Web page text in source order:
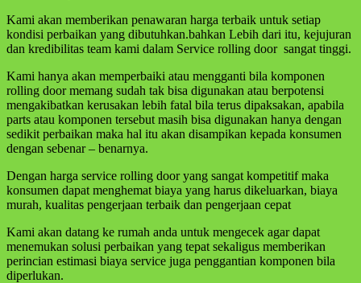
Kami akan memberikan penawaran harga terbaik untuk setiap
kondisi perbaikan yang dibutuhkan.bahkan Lebih dari itu, kejujuran
dan kredibilitas team kami dalam Service rolling door sangat tinggi.
Kami hanya akan memperbaiki atau mengganti bila komponen
rolling door memang sudah tak bisa digunakan atau berpotensi
mengakibatkan kerusakan lebih fatal bila terus dipaksakan, apabila
parts atau komponen tersebut masih bisa digunakan hanya dengan
sedikit perbaikan maka hal itu akan disampikan kepada konsumen
dengan sebenar – benarnya.
Dengan harga service rolling door yang sangat kompetitif maka
konsumen dapat menghemat biaya yang harus dikeluarkan, biaya
murah, kualitas pengerjaan terbaik dan pengerjaan cepat
Kami akan datang ke rumah anda untuk mengecek agar dapat
menemukan solusi perbaikan yang tepat sekaligus memberikan
perincian estimasi biaya service juga penggantian komponen bila
diperlukan.